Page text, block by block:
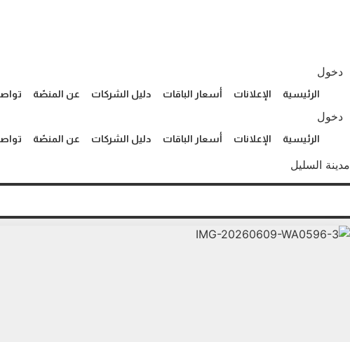
دخول
الرئيسية الإعلانات أسعار الباقات دليل الشركات عن المنصّة
دخول
الرئيسية الإعلانات أسعار الباقات دليل الشركات عن المنصّة
مدينة السليل